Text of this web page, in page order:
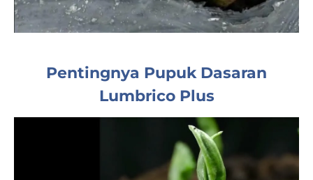
Pentingnya Pupuk Dasaran
Lumbrico Plus